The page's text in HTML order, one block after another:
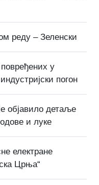
реду – Зеленски
у
погон
објавило детаље
и луке
електране
Црња“